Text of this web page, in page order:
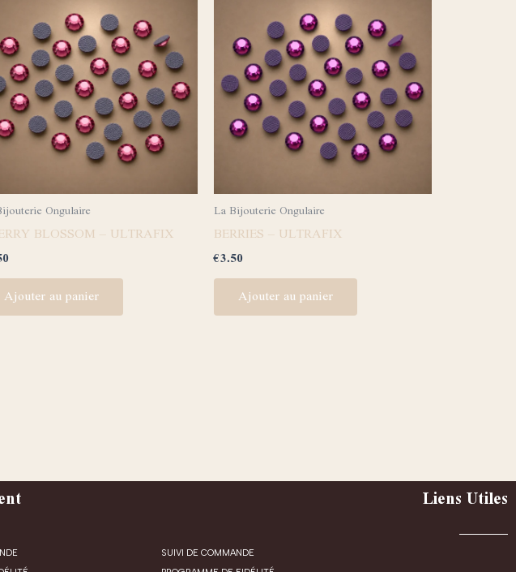
Ongulaire
BLOSSOM – ULTRAFIX
Ajouter au panier
La Bijouterie Ongulaire
BERRIES – ULTRAFIX
€3.50
Ajouter au panier
Liens Utiles
SUIVI DE COMMANDE